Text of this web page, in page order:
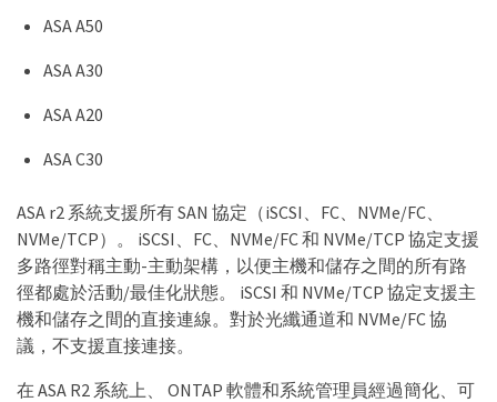
ASA A50
ASA A30
ASA A20
ASA C30
ASA r2 系統支援所有 SAN 協定（iSCSI、FC、NVMe/FC、
NVMe/TCP）。 iSCSI、FC、NVMe/FC 和 NVMe/TCP 協定支援
多路徑對稱主動-主動架構，以便主機和儲存之間的所有路
徑都處於活動/最佳化狀態。 iSCSI 和 NVMe/TCP 協定支援主
機和儲存之間的直接連線。對於光纖通道和 NVMe/FC 協
議，不支援直接連接。
在 ASA R2 系統上、 ONTAP 軟體和系統管理員經過簡化、可